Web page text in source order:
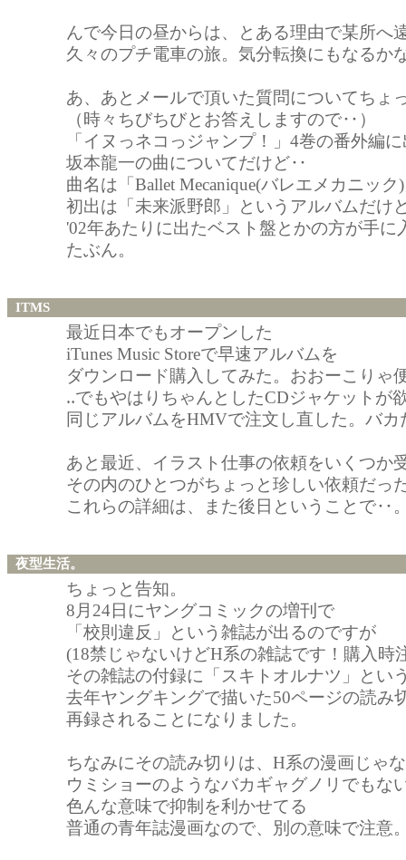
んで今日の昼からは、とある理由で某所へ
久々のプチ電車の旅。気分転換にもなるか
あ、あとメールで頂いた質問についてちょ
（時々ちびちびとお答えしますので‥）
「イヌっネコっジャンプ！」4巻の番外編
坂本龍一の曲についてだけど‥
曲名は「Ballet Mecanique(バレエメカニック
初出は「未来派野郎」というアルバムだけ
'02年あたりに出たベスト盤とかの方が手に
たぶん。
ITMS
最近日本でもオープンした
iTunes Music Storeで早速アルバムを
ダウンロード購入してみた。おおーこりゃ
‥でもやはりちゃんとしたCDジャケットが
同じアルバムをHMVで注文し直した。バ
あと最近、イラスト仕事の依頼をいくつか
その内のひとつがちょっと珍しい依頼だっ
これらの詳細は、また後日ということで‥
夜型生活。
ちょっと告知。
8月24日にヤングコミックの増刊で
「校則違反」という雑誌が出るのですが
(18禁じゃないけどH系の雑誌です！購入時
その雑誌の付録に「スキトオルナツ」とい
去年ヤングキングで描いた50ページの読み
再録されることになりました。
ちなみにその読み切りは、H系の漫画じゃ
ウミショーのようなバカギャグノリでもな
色んな意味で抑制を利かせてる
普通の青年誌漫画なので、別の意味で注意